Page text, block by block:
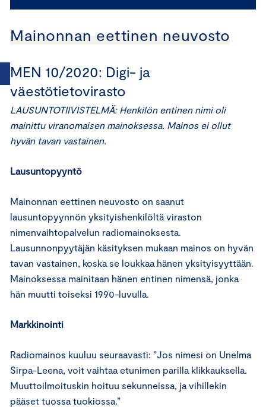
Mainonnan eettinen neuvosto
MEN 10/2020: Digi- ja
väestötietovirasto
LAUSUNTOTIIVISTELMÄ: Henkilön entinen nimi oli
mainittu viranomaisen mainoksessa. Mainos ei ollut
hyvän tavan vastainen.
Lausuntopyyntö
Mainonnan eettinen neuvosto on saanut
lausuntopyynnön yksityishenkilöltä viraston
nimenvaihtopalvelun radiomainoksesta.
Lausunnonpyytäjän käsityksen mukaan mainos on hyvän
tavan vastainen, koska se loukkaa hänen yksityisyyttään.
Mainoksessa mainitaan hänen entinen nimensä, jonka
hän muutti toiseksi 1990-luvulla.
Markkinointi
Radiomainos kuuluu seuraavasti: ”Jos nimesi on Unelma
Sirpa-Leena, voit vaihtaa etunimen parilla klikkauksella.
Muuttoilmoituskin hoituu sekunneissa, ja vihillekin
pääset tuossa tuokiossa.”